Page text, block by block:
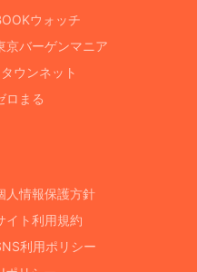
ウォッチ
京バーゲンマニア
ウンネット
ロまる
人情報保護方針
イト利用規約
利用ポリシー